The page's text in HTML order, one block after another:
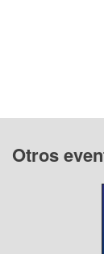
Otros